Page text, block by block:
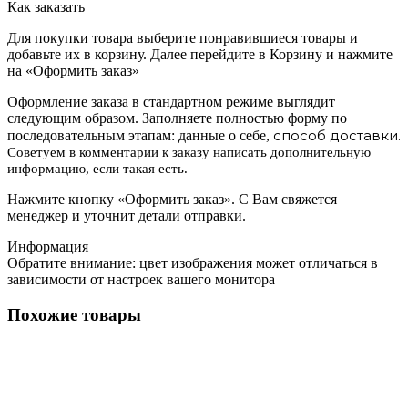
Как заказать
Для покупки товара выберите понравившиеся товары и
добавьте их в корзину. Далее перейдите в Корзину и нажмите
на «Оформить заказ»
Оформление заказа в стандартном режиме выглядит
следующим образом. Заполняете полностью форму по
последовательным этапам: данные о себе, способ доставки.
Советуем в комментарии к заказу написать дополнительную
информацию, если такая есть.
Нажмите кнопку «Оформить заказ». С Вам свяжется
менеджер и уточнит детали отправки.
Информация
Обратите внимание: цвет изображения может отличаться в
зависимости от настроек вашего монитора
Похожие товары